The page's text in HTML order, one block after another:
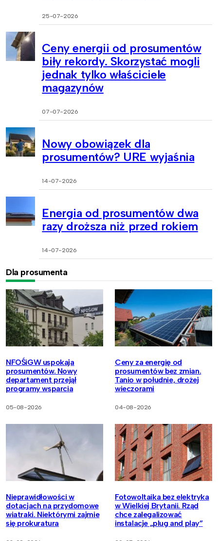
25-07-2026
Ceny energii od prosumentów
biły rekordy. Skorzystać mogli
jednak tylko właściciele
magazynów
07-07-2026
Nowy obowiązek dla
prosumentów? URE wyjaśnia
14-07-2026
Energia od prosumentów dwa
razy droższa niż przed rokiem
14-07-2026
Dla prosumenta
NFOŚiGW uspokaja
prosumentów. Nowy
departament przejął
programy wsparcia
05-08-2026
Ceny za energię od
prosumentów bez zmian.
Tanio w południe, drożej
wieczorami
04-08-2026
Nieprawidłowości w
dotacjach na przydomowe
wiatraki. Niektórymi zajmie
się prokuratura
Fotowoltaika bez elektryka
w Wielkiej Brytanii. Rząd
chce zalegalizować
instalacje „plug and play”